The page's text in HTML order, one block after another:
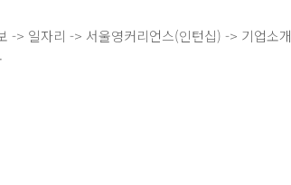
일자리 -> 서울영커리언스(인턴십) -> 기업소개